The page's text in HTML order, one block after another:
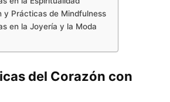
y Prácticas de Mindfulness
en la Joyería y la Moda
del Corazón con